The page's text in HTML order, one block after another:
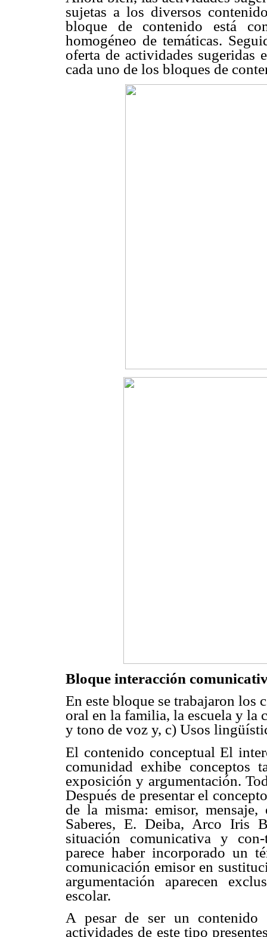
sujetas a los diversos
bloque de contenido está
homogéneo de temáticas.
oferta de actividades sugeridas
cada uno de los bloques de
Bloque interacción
En este bloque se trabajaron los
oral en la familia, la escuela y la
y tono de voz y, c) Usos
El contenido conceptual El
comunidad exhibe conceptos
exposición y argumentación.
Después de presentar el
de la misma: emisor,
Saberes, E. Deiba, Arco Iris
situación comunicativa y con-
parece haber incorporado un
comunicación emisor en
argumentación aparecen
escolar.
A pesar de ser un contenido
actividades de este tipo